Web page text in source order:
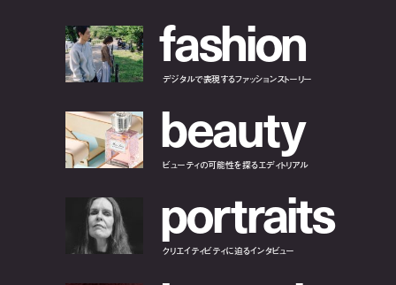
fashion
デジタルで表現するファッションストーリー
beauty
ビューティの可能性を探るエディトリアル
portraits
クリエイティビティに迫るインタビュー